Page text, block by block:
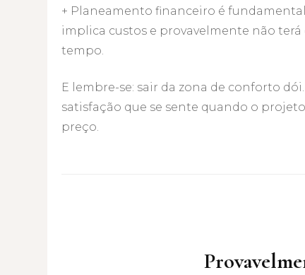
+ Planeamento financeiro é
implica custos e provavelmente não
tempo.
E lembre-se: sair da zona de conforto
satisfação que se sente quando o
preço.